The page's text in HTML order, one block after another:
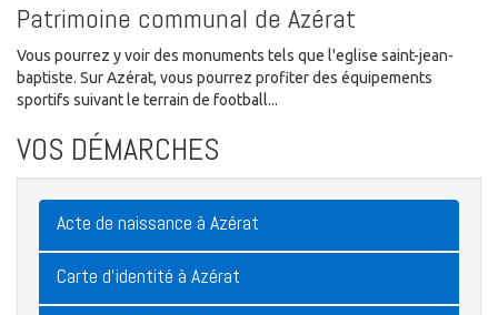
Patrimoine communal de Azérat
Vous pourrez y voir des monuments tels que l'eglise saint-jean-
baptiste. Sur Azérat, vous pourrez profiter des équipements
sportifs suivant le terrain de football...
VOS DÉMARCHES
Acte de naissance à Azérat
Carte d'identité à Azérat